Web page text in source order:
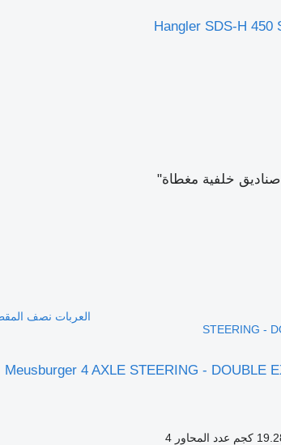
Hangler SDS-H
خلفية مغطاة"
STEERING -
Meusburger 4 AXLE STEERING - DOUBLE
كجم عدد المحاور 4